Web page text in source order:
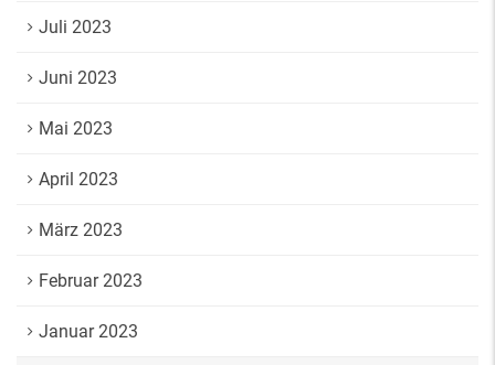
Juli 2023
Juni 2023
Mai 2023
April 2023
März 2023
Februar 2023
Januar 2023